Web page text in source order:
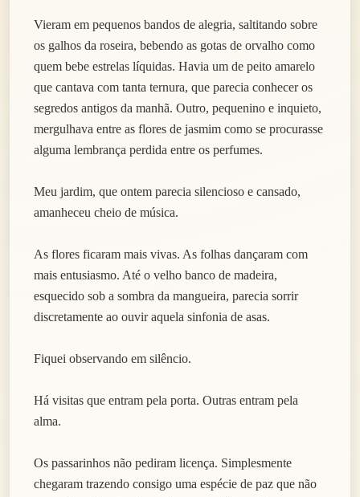
Vieram em pequenos bandos de alegria, saltitando sobre
os galhos da roseira, bebendo as gotas de orvalho como
quem bebe estrelas líquidas. Havia um de peito amarelo
que cantava com tanta ternura, que parecia conhecer os
segredos antigos da manhã. Outro, pequenino e inquieto,
mergulhava entre as flores de jasmim como se procurasse
alguma lembrança perdida entre os perfumes.
Meu jardim, que ontem parecia silencioso e cansado,
amanheceu cheio de música.
As flores ficaram mais vivas. As folhas dançaram com
mais entusiasmo. Até o velho banco de madeira,
esquecido sob a sombra da mangueira, parecia sorrir
discretamente ao ouvir aquela sinfonia de asas.
Fiquei observando em silêncio.
Há visitas que entram pela porta. Outras entram pela
alma.
Os passarinhos não pediram licença. Simplesmente
chegaram trazendo consigo uma espécie de paz que não